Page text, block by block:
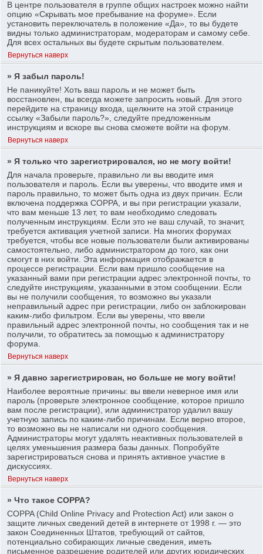
В центре пользователя в группе общих настроек можно найти
опцию «Скрывать мое пребывание на форуме». Если
установить переключатель в положение «Да», то вы будете
видны только администраторам, модераторам и самому себе.
Для всех остальных вы будете скрытым пользователем.
Вернуться наверх
» Я забыл пароль!
Не паникуйте! Хоть ваш пароль и не может быть
восстановлен, вы всегда можете запросить новый. Для этого
перейдите на страницу входа, щелкните на этой странице
ссылку «Забыли пароль?», следуйте предложенным
инструкциям и вскоре вы снова сможете войти на форум.
Вернуться наверх
» Я только что зарегистрировался, но не могу войти!
Для начала проверьте, правильно ли вы вводите имя
пользователя и пароль. Если вы уверены, что вводите имя и
пароль правильно, то может быть одна из двух причин. Если
включена поддержка COPPA, и вы при регистрации указали,
что вам меньше 13 лет, то вам необходимо следовать
полученным инструкциям. Если это не ваш случай, то значит,
требуется активация учетной записи. На многих форумах
требуется, чтобы все новые пользователи были активированы
самостоятельно, либо администратором до того, как они
смогут в них войти. Эта информация отображается в
процессе регистрации. Если вам пришло сообщение на
указанный вами при регистрации адрес электронной почты, то
следуйте инструкциям, указанными в этом сообщении. Если
вы не получили сообщения, то возможно вы указали
неправильный адрес при регистрации, либо он заблокирован
каким-либо фильтром. Если вы уверены, что ввели
правильный адрес электронной почты, но сообщения так и не
получили, то обратитесь за помощью к администратору
форума.
Вернуться наверх
» Я давно зарегистрирован, но больше не могу войти!
Наиболее вероятные причины: вы ввели неверное имя или
пароль (проверьте электронное сообщение, которое пришло
вам после регистрации), или администратор удалил вашу
учетную запись по каким-либо причинам. Если верно второе,
то возможно вы не написали ни одного сообщения.
Администраторы могут удалять неактивных пользователей в
целях уменьшения размера базы данных. Попробуйте
зарегистрироваться снова и принять активное участие в
дискуссиях.
Вернуться наверх
» Что такое COPPA?
COPPA (Child Online Privacy and Protection Act) или закон о
защите личных сведений детей в интернете от 1998 г. — это
закон Соединенных Штатов, требующий от сайтов,
потенциально собирающих личные сведения, иметь
письменное разрешение родителей или других юридических